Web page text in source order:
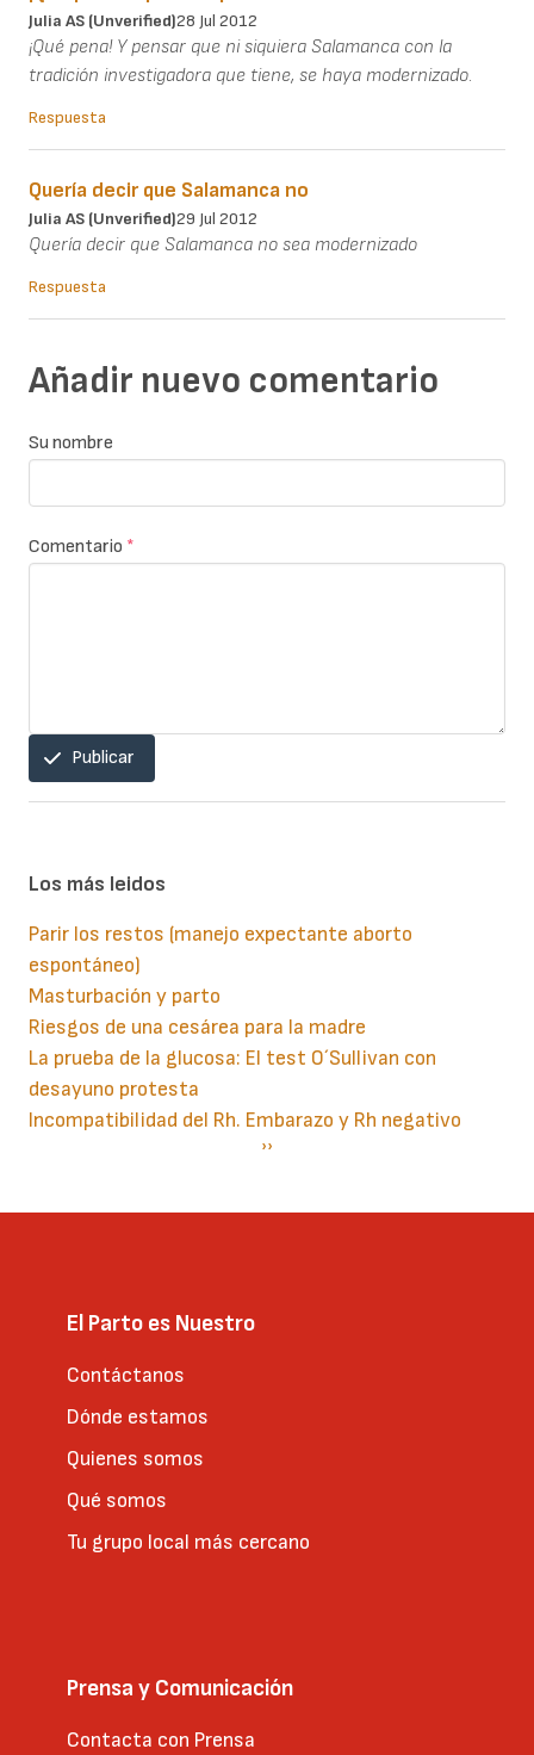
Julia AS (unverified)28 Jul 2012
¡Qué pena! Y pensar que ni siquiera Salamanca con la
tradición investigadora que tiene, se haya modernizado.
Respuesta
Quería decir que Salamanca no
Julia AS (unverified)29 Jul 2012
Quería decir que Salamanca no sea modernizado
Respuesta
Añadir nuevo comentario
Su nombre
Comentario *
Publicar
Los más leidos
Parir los restos (manejo expectante aborto
espontáneo)
Masturbación y parto
Riesgos de una cesárea para la madre
La prueba de la glucosa: El test O´Sullivan con
desayuno protesta
Incompatibilidad del Rh. Embarazo y Rh negativo
Siguiente
››
El Parto es Nuestro
Contáctanos
Dónde estamos
Quienes somos
Qué somos
Tu grupo local más cercano
Prensa y Comunicación
Contacta con Prensa